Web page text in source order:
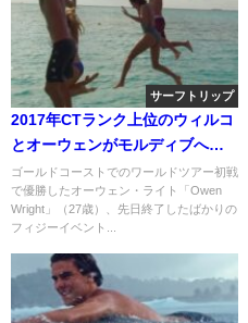
サーフトリップ
2017年CTランク上位のウィルコ
とオーウェンがモルディブへ！
フリーサーフィン動画
ゴールドコーストでのワールドツアー初戦
で優勝したオーウェン・ライト「Owen
Wright」（27歳）、先日終了したばかりの
フィジーイベント...